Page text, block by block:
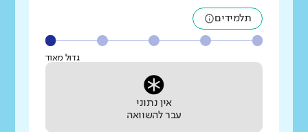
תלמידים
גדול מאוד
אין נתוני
עבר להשוואה